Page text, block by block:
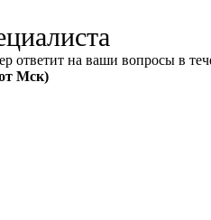
ответит на ваши вопросы в
Мск)